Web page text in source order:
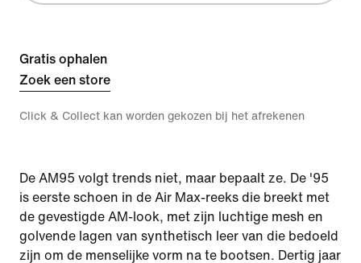
Gratis ophalen
Zoek een store
Click & Collect kan worden gekozen bij het afrekenen
De AM95 volgt trends niet, maar bepaalt ze. De '95
is eerste schoen in de Air Max-reeks die breekt met
de gevestigde AM-look, met zijn luchtige mesh en
golvende lagen van synthetisch leer van die bedoeld
zijn om de menselijke vorm na te bootsen. Dertig jaar